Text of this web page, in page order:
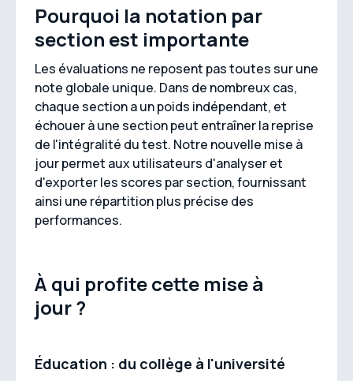
Pourquoi la notation par
section est importante
Les évaluations ne reposent pas toutes sur une
note globale unique. Dans de nombreux cas,
chaque section a un poids indépendant, et
échouer à une section peut entraîner la reprise
de l'intégralité du test. Notre nouvelle mise à
jour permet aux utilisateurs d'analyser et
d'exporter les scores par section, fournissant
ainsi une répartition plus précise des
performances.
À qui profite cette mise à
jour ?
Éducation : du collège à l'université